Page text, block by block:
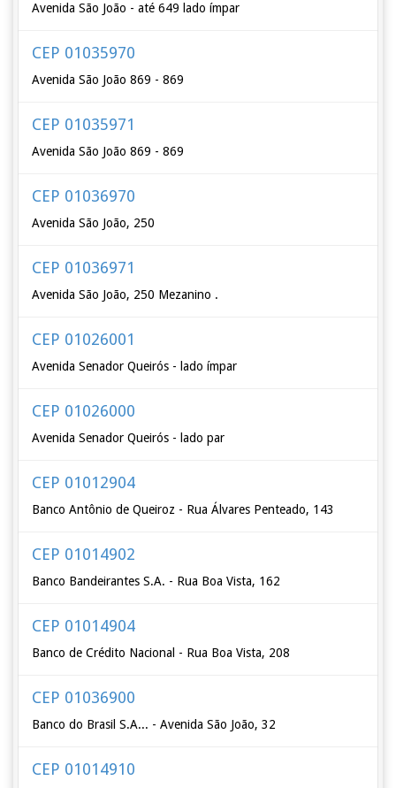
Avenida São João - até 649 lado ímpar
CEP 01035970
Avenida São João 869 - 869
CEP 01035971
Avenida São João 869 - 869
CEP 01036970
Avenida São João, 250
CEP 01036971
Avenida São João, 250 Mezanino .
CEP 01026001
Avenida Senador Queirós - lado ímpar
CEP 01026000
Avenida Senador Queirós - lado par
CEP 01012904
Banco Antônio de Queiroz - Rua Álvares Penteado, 143
CEP 01014902
Banco Bandeirantes S.A. - Rua Boa Vista, 162
CEP 01014904
Banco de Crédito Nacional - Rua Boa Vista, 208
CEP 01036900
Banco do Brasil S.A... - Avenida São João, 32
CEP 01014910